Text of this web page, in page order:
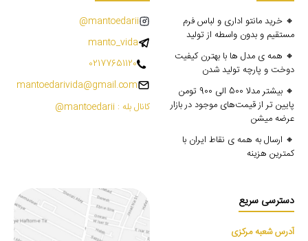
🔸 خرید مانتو اداری و لباس فرم
مستقیم و بدون واسطه از تولید
🔸 همه ی مدل ها با بهترن کیفیت
دوخت و پارچه تولید شدن
🔸 بیشتر مدلا 500 الی 900 تومن
پایین تر از قیمت‌های موجود در بازار
عرضه میشن
🔸 ارسال به همه ی نقاط ایران با
کمترین هزینه
mantoedarii@
manto_vida
02177651120
mantoedarivida@gmail.com
کانال بله : mantoedarii@
دسترسی سریع
آدرس شعبه مرکزی